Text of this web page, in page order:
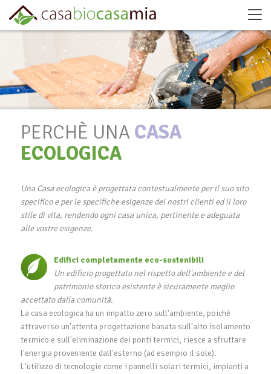
PERCHÈ UNA CASA
ECOLOGICA
Una Casa ecologica è progettata contestualmente per il suo sito
specifico e per le specifiche esigenze dei nostri clienti ed il loro
stile di vita, rendendo ogni casa unica, pertinente e adeguata
alle vostre esigenze.
Edifici completamente eco-sostenibili
Un edificio progettato nel rispetto dell'ambiente e del
patrimonio storico esistente è sicuramente meglio
accettato dalla comunità.
La casa ecologica ha un impatto zero sull'ambiente, poichè
attraverso un'attenta progettazione basata sull'alto isolamento
termico e sull'eliminazione dei ponti termici, riesce a sfruttare
l'energia proveniente dall'esterno (ad esempio il sole).
L'utilizzo di tecnologie come i pannelli solari termici, impianti a